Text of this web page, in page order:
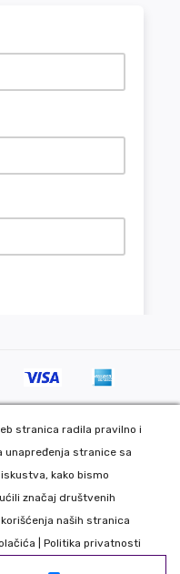
stranica radila pravilno i
unapređenja stranice sa
kako bismo
značaj društvenih
naših stranica
Politika privatnosti
All Rights Reserved. Web
Webmasters -
bywww.wbsdigital.com